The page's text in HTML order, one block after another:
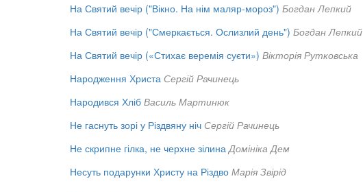
На Святий вечір ("Вікно. На нім маляр-мороз") Богдан Лепкий
На Святий вечір ("Смеркається. Ослизлий день") Богдан Лепкий
На Святий вечір («Стихає веремія суєти») Вікторія Рутковська
Народження Христа Сергій Рачинець
Народився Хліб Василь Мартинюк
Не гаснуть зорі у Різдвяну ніч Сергій Рачинець
Не скрипне гілка, не черхне зілина Домініка Дем
Несуть подарунки Христу на Різдво Марія Звірід